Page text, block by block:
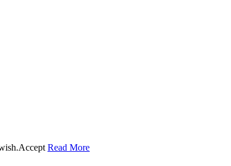
Accept Read More